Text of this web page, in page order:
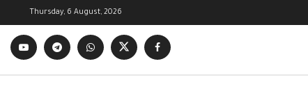
Thursday, 6 August, 2026